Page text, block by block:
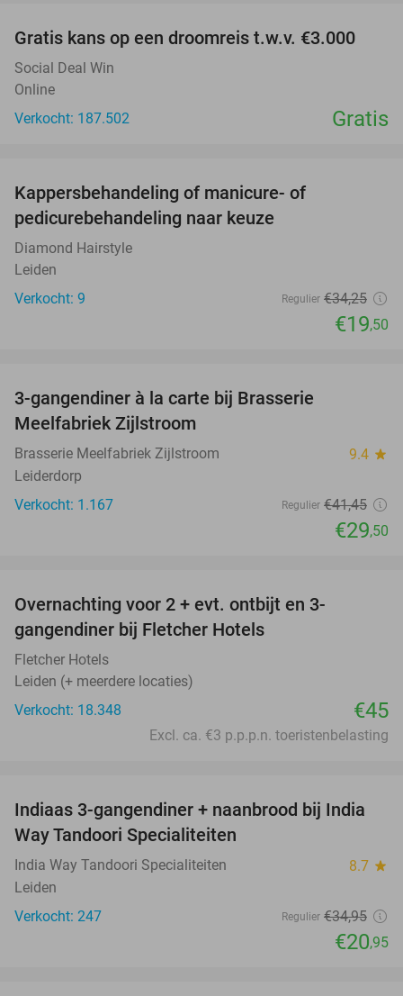
Gratis kans op een droomreis t.w.v. €3.000
Social Deal Win
Online
Verkocht: 187.502
Gratis
Kappersbehandeling of manicure- of
pedicurebehandeling naar keuze
Diamond Hairstyle
Leiden
Verkocht: 9
Regulier €34,25
€19,50
3-gangendiner à la carte bij Brasserie
Meelfabriek Zijlstroom
Brasserie Meelfabriek Zijlstroom 9.4 star
Leiderdorp
Verkocht: 1.167
Regulier €41,45
€29,50
Overnachting voor 2 + evt. ontbijt en 3-
gangendiner bij Fletcher Hotels
Fletcher Hotels
Leiden (+ meerdere locaties)
Verkocht: 18.348
€45
Excl. ca. €3 p.p.p.n. toeristenbelasting
40%
Indiaas 3-gangendiner + naanbrood bij India
Way Tandoori Specialiteiten
India Way Tandoori Specialiteiten 8.7 star
Leiden
Verkocht: 247
Regulier €34,95
€20,95